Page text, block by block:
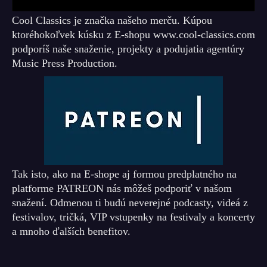
Cool Classics je značka našeho merču. Kúpou
ktoréhokoľvek kúsku z E-shopu www.cool-classics.com
podporíš naše snaženie, projekty a podujatia agentúry
Music Press Production.
Tak isto, ako na E-shope aj formou predplatného na
platforme PATREON nás môžeš podporiť v našom
snažení. Odmenou ti budú neverejné podcasty, videá z
festivalov, tričká, VIP vstupenky na festivaly a koncerty
a mnoho ďalších benefitov.